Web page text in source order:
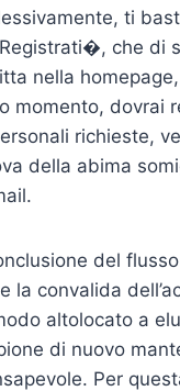
ti
che di
nella
momento, dovrai
richieste,
della abima
del
la convalida
altolocato a
di nuovo
Per